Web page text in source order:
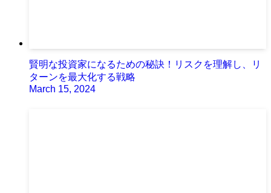
賢明な投資家になるための秘訣！リスクを理解し、リ
ターンを最大化する戦略
March 15, 2024